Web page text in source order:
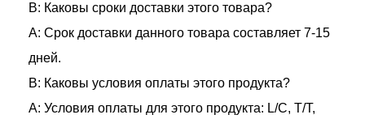
В: Каковы сроки доставки этого товара?
A: Срок доставки данного товара составляет 7-15
дней.
В: Каковы условия оплаты этого продукта?
A: Условия оплаты для этого продукта: L/C, T/T,